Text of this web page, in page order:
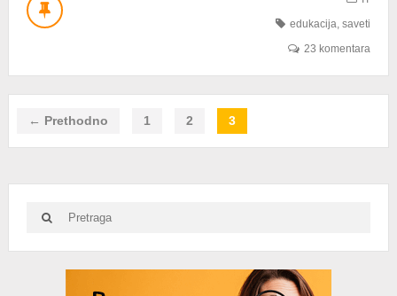
RADE
edukacija,saveti
23 komentara
← Prethodno 1 2 3
Search